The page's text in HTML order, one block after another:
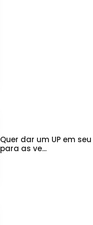
Quer dar um UP em
para as ve...